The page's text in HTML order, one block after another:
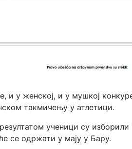
и у женској, и у мушкој
такмичењу у атлетици.
ученици су
се одржати у мају у Бару.